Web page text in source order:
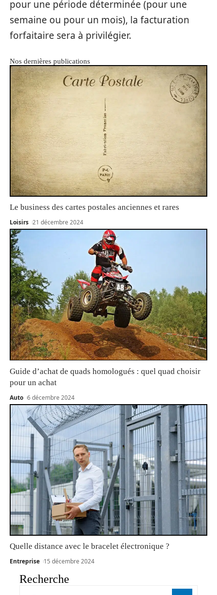
pour une période déterminée (pour une
semaine ou pour un mois), la facturation
forfaitaire sera à privilégier.
Nos dernières publications
Le business des cartes postales anciennes et rares
Loisirs 21 décembre 2024
Guide d’achat de quads homologués : quel quad choisir
pour un achat
Auto 6 décembre 2024
Quelle distance avec le bracelet électronique ?
Entreprise 15 décembre 2024
Recherche